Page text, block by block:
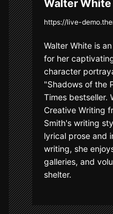
Walter White
https://live-
Walter White is
for her
character
"Shadows of the
Times bestseller.
Creative Writing
Smith's writing
lyrical prose and
writing, she
galleries, and
shelter.